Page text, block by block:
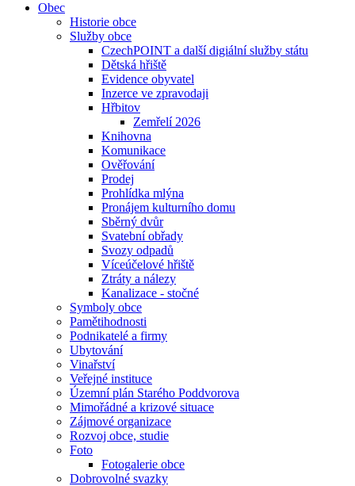
Obec
Historie obce
Služby obce
CzechPOINT a další digiální služby státu
Dětská hřiště
Evidence obyvatel
Inzerce ve zpravodaji
Hřbitov
Zemřelí 2026
Knihovna
Komunikace
Ověřování
Prodej
Prohlídka mlýna
Pronájem kulturního domu
Sběrný dvůr
Svatební obřady
Svozy odpadů
Víceúčelové hřiště
Ztráty a nálezy
Kanalizace - stočné
Symboly obce
Pamětihodnosti
Podnikatelé a firmy
Ubytování
Vinařství
Veřejné instituce
Územní plán Starého Poddvorova
Mimořádné a krizové situace
Zájmové organizace
Rozvoj obce, studie
Foto
Fotogalerie obce
Dobrovolné svazky